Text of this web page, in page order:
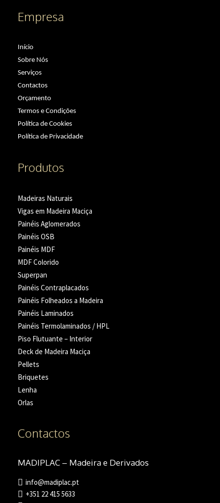
Produtos, Paineis Derivados Madeira
Empresa
Início
Sobre Nós
Serviços
Contactos
Orçamento
Termos e Condições
Política de Cookies
Política de Privacidade
Produtos
Madeiras Naturais
Vigas em Madeira Maciça
Painéis Aglomerados
Painéis OSB
Painéis MDF
MDF Colorido
Superpan
Painéis Contraplacados
Painéis Folheados a Madeira
Painéis Laminados
Painéis Termolaminados / HPL
Piso Flutuante – Interior
Deck de Madeira Maciça
Pellets
Briquetes
Lenha
Orlas
Contactos
MADIPLAC – Madeira e Derivados
info@madiplac.pt
+351 22 415 5633